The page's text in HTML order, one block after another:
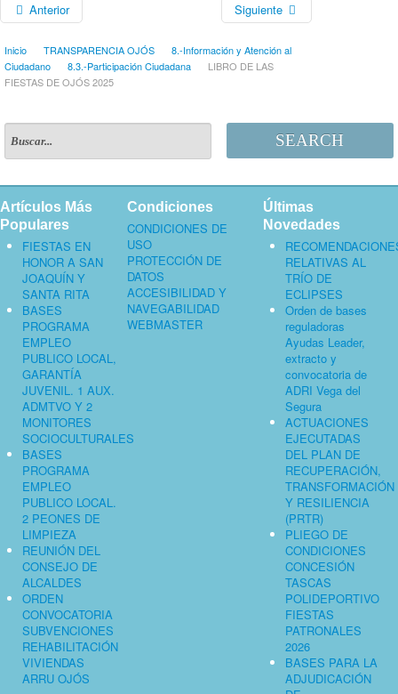
Anterior Siguiente
Inicio TRANSPARENCIA OJÓS
8.-Información y Atención al
Ciudadano
8.3.-Participación Ciudadana
LIBRO DE LAS
FIESTAS DE OJÓS 2025
SEARCH
Artículos Más
Populares
FIESTAS EN
HONOR A SAN
JOAQUÍN Y
SANTA RITA
BASES
PROGRAMA
EMPLEO
PUBLICO LOCAL,
GARANTÍA
JUVENIL. 1 AUX.
ADMTVO Y 2
MONITORES
SOCIOCULTURALES
BASES
PROGRAMA
EMPLEO
PUBLICO LOCAL.
2 PEONES DE
LIMPIEZA
REUNIÓN DEL
CONSEJO DE
ALCALDES
ORDEN
CONVOCATORIA
SUBVENCIONES
REHABILITACIÓN
VIVIENDAS
ARRU OJÓS
Condiciones
CONDICIONES DE
USO
PROTECCIÓN DE
DATOS
ACCESIBILIDAD Y
NAVEGABILIDAD
WEBMASTER
Últimas
Novedades
RELATIVAS AL
TRÍO DE
ECLIPSES
Orden de bases
reguladoras
Ayudas Leader,
extracto y
convocatoria de
ADRI Vega del
Segura
ACTUACIONES
EJECUTADAS
DEL PLAN DE
RECUPERACIÓN,
TRANSFORMACIÓN
Y RESILIENCIA
(PRTR)
PLIEGO DE
CONDICIONES
CONCESIÓN
TASCAS
POLIDEPORTIVO
FIESTAS
PATRONALES
2026
BASES PARA LA
ADJUDICACIÓN